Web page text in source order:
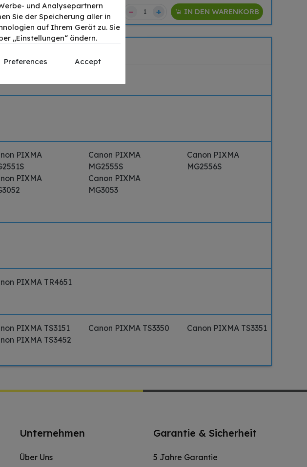
Druckleistung: 300 31,53 € – + IN DEN WARENKORB
PIXMA
Canon PIXMA
MG2555S
Canon PIXMA
MG2556S
PIXMA
Canon PIXMA
MG3053
PIXMA TR4651
PIXMA TS3151 Canon PIXMA TS3350
Canon PIXMA TS3351
PIXMA TS3452
Unternehmen
Über Uns
Garantie & Sicherheit
5 Jahre Garantie
und Analysepartnern
Sie der Speicherung aller in
auf Ihrem Gerät zu. Sie
„Einstellungen“ ändern.
Preferences Accept